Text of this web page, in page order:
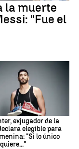
la muerte
"Fue el
exjugador de la
elegible para
"Si lo único